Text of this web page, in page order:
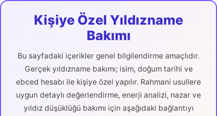
Kişiye Özel Yıldızname
Bakımı
Bu sayfadaki içerikler genel bilgilendirme amaçlıdır.
Gerçek yıldızname bakımı; isim, doğum tarihi ve
ebced hesabı ile kişiye özel yapılır. Rahmani usullere
uygun detaylı değerlendirme, enerji analizi, nazar ve
yıldız düşüklüğü bakımı için aşağıdaki bağlantıyı